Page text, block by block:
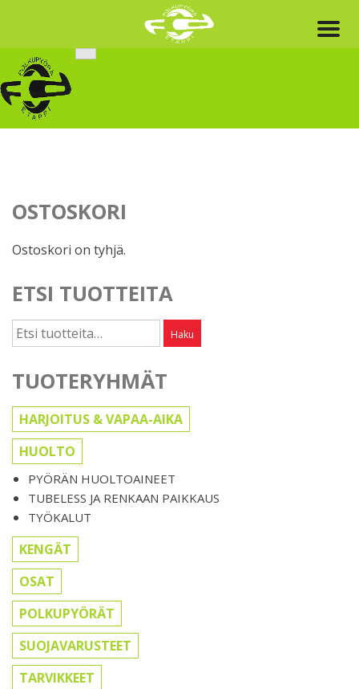
content
OSTOSKORI
Ostoskori on tyhjä.
ETSI TUOTTEITA
Etsi: Haku
TUOTERYHMÄT
HARJOITUS & VAPAA-AIKA
HUOLTO
PYÖRÄN HUOLTOAINEET
TUBELESS JA RENKAAN PAIKKAUS
TYÖKALUT
KENGÄT
OSAT
POLKUPYÖRÄT
SUOJAVARUSTEET
TARVIKKEET